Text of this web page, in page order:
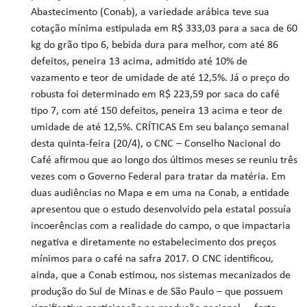
Abastecimento (Conab), a variedade arábica teve sua
cotação mínima estipulada em R$ 333,03 para a saca de 60
kg do grão tipo 6, bebida dura para melhor, com até 86
defeitos, peneira 13 acima, admitido até 10% de
vazamento e teor de umidade de até 12,5%. Já o preço do
robusta foi determinado em R$ 223,59 por saca do café
tipo 7, com até 150 defeitos, peneira 13 acima e teor de
umidade de até 12,5%. CRÍTICAS Em seu balanço semanal
desta quinta-feira (20/4), o CNC – Conselho Nacional do
Café afirmou que ao longo dos últimos meses se reuniu três
vezes com o Governo Federal para tratar da matéria. Em
duas audiências no Mapa e em uma na Conab, a entidade
apresentou que o estudo desenvolvido pela estatal possuía
incoerências com a realidade do campo, o que impactaria
negativa e diretamente no estabelecimento dos preços
mínimos para o café na safra 2017. O CNC identificou,
ainda, que a Conab estimou, nos sistemas mecanizados de
produção do Sul de Minas e de São Paulo – que possuem